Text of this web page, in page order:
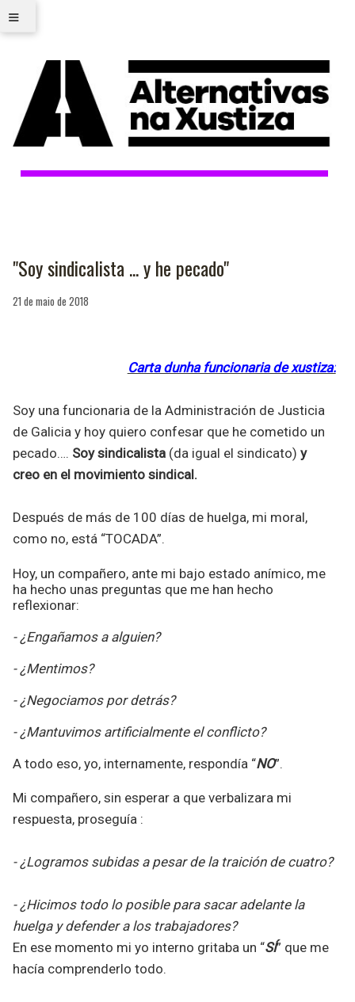
≡
"Soy sindicalista ... y he pecado"
21 de maio de 2018
Carta dunha funcionaria de xustiza:
Soy una funcionaria de la Administración de Justicia
de Galicia y hoy quiero confesar que he cometido un
pecado…. Soy sindicalista (da igual el sindicato) y
creo en el movimiento sindical.
Después de más de 100 días de huelga, mi moral,
como no, está “TOCADA”.
Hoy, un compañero, ante mi bajo estado anímico, me
ha hecho unas preguntas que me han hecho
reflexionar:
- ¿Engañamos a alguien?
- ¿Mentimos?
- ¿Negociamos por detrás?
- ¿Mantuvimos artificialmente el conflicto?
A todo eso, yo, internamente, respondía “NO”.
Mi compañero, sin esperar a que verbalizara mi
respuesta, proseguía :
- ¿Logramos subidas a pesar de la traición de cuatro?
- ¿Hicimos todo lo posible para sacar adelante la
huelga y defender a los trabajadores?
En ese momento mi yo interno gritaba un “SÍ” que me
hacía comprenderlo todo.